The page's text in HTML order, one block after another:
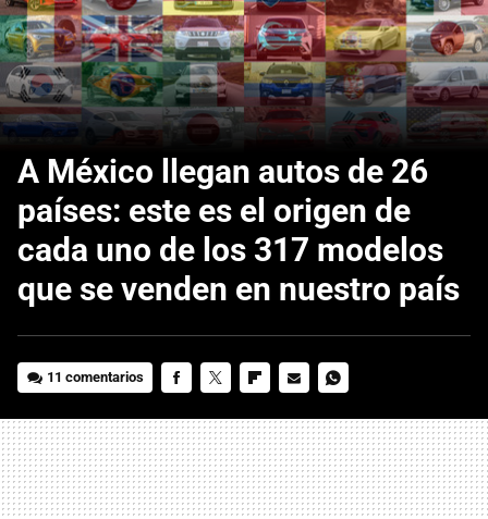
A México llegan autos de 26
países: este es el origen de
cada uno de los 317 modelos
que se venden en nuestro país
11 comentarios
MAIL